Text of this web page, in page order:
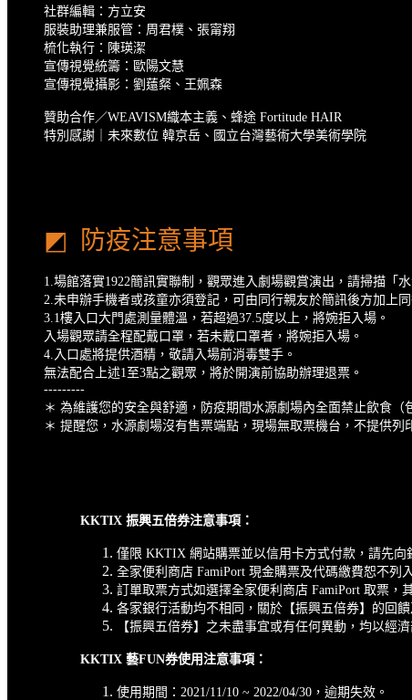
社群編輯：方立安
服裝助理兼服管：周君樸、張甯翔
梳化執行：陳瑛潔
宣傳視覺統籌：歐陽文慧
宣傳視覺攝影：劉薳粲、王姵森
贊助合作／WEAVISM織本主義、蜂途 Fortitude HAIR
特別感謝｜未來數位 韓京岳、國立台灣藝術大學美術學院
◩ 防疫注意事項
1.場館落實1922簡訊實聯制，觀眾進入劇場觀賞演出，請掃描「
2.未申辦手機者或孩童亦須登記，可由同行親友於簡訊後方加上
3.1樓入口大門處測量體溫，若超過37.5度以上，將婉拒入場。
入場觀眾請全程配戴口罩，若未戴口罩者，將婉拒入場。
4.入口處將提供酒精，敬請入場前消毒雙手。
無法配合上述1️至3️點之觀眾，將於開演前協助辦理退票。
---------
＊ 為維護您的安全與舒適，防疫期間水源劇場內全面禁止飲食
＊ 提醒您，水源劇場沒有售票端點，現場無取票機台，不提供
KKTIX 振興五倍券注意事項：
僅限 KKTIX 網站購票並以信用卡方式付款，請先向
全家便利商店 FamiPort 現金購票及代碼繳費恕不列
訂單取票方式如選擇全家便利商店 FamiPort 取票，
各家銀行活動均不相同，關於【振興五倍券】的回
【振興五倍券】之未盡事宜或有任何異動，均以經濟
KKTIX 藝FUN券使用注意事項：
使用期間：2021/11/10 ~ 2022/04/30，逾期失效。